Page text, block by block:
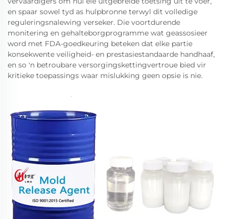
en spaar sowel tyd as hulpbronne terwyl dit volledige
reguleringsnalewing verseker. Die voortdurende
monitering en gehalteborgprogramme wat geassosieer
word met FDA-goedkeuring beteken dat elke partie
konsekwente veiligheid- en prestasiestandaarde handhaaf,
en so 'n betroubare versorgingskettingvertroue bied vir
kritieke toepassings waar mislukking geen opsie is nie.